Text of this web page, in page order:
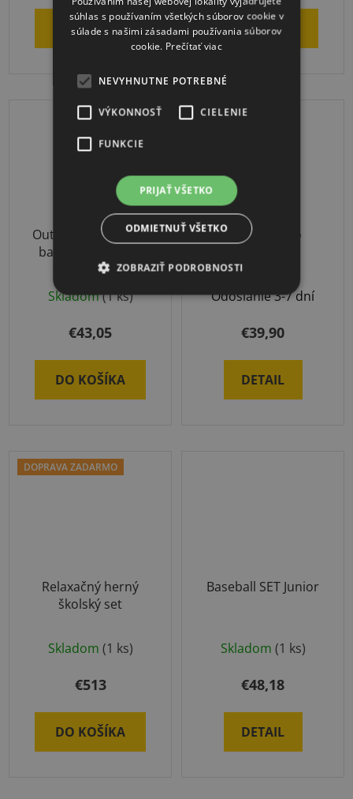
DO KOŠÍKA DO KOŠÍKA
Outdoor retiazková
basketbalová sieť
Skladom(1 ks)
€43,05
DO KOŠÍKA
BlackRoll Pro
Odoslanie 3-7 dní
€39,90
DETAIL
DOPRAVA ZADARMO
Relaxačný herný
školský set
Skladom (1 ks)
€513
DO KOŠÍKA
Baseball SET Junior
Skladom (1 ks)
€48,18
DETAIL
súhlas s používaním všetkých súborov cookie v
súlade s našimi zásadami používania súborov
cookie. Prečítať viac
NEVYHNUTNE POTREBNÉ
VÝKONNOSŤ CIELENIE
FUNKCIE
PRIJAŤ VŠETKO
ODMIETNUŤ VŠETKO
ZOBRAZIŤ PODROBNOSTI